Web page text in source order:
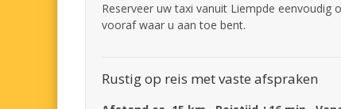
Reserveer uw taxi vanuit Liempde eenvoudig
vooraf waar u aan toe bent.
Rustig op reis met vaste afspraken